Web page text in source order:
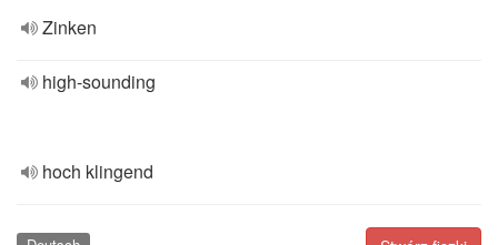
Zinken
high-sounding
hoch klingend